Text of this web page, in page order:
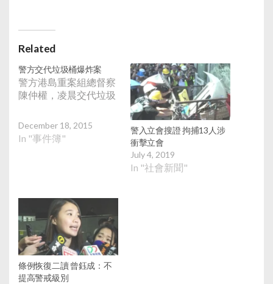
Related
警方交代垃圾桶爆炸案
警方港島重案組總督察
陳仲權，凌晨交代垃圾
December 18, 2015
In "事件簿"
警入立會搜證 拘捕13人涉
衝擊立會
July 4, 2019
In "社會新聞"
條例恢復二讀 曾鈺成：不
提高警戒級別